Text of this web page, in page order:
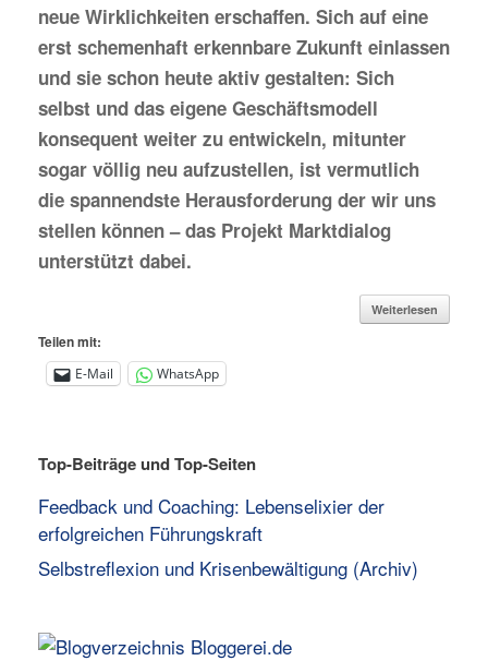
neue Wirklichkeiten erschaffen. Sich auf eine
erst schemenhaft erkennbare Zukunft einlassen
und sie schon heute aktiv gestalten: Sich
selbst und das eigene Geschäftsmodell
konsequent weiter zu entwickeln, mitunter
sogar völlig neu aufzustellen, ist vermutlich
die spannendste Herausforderung der wir uns
stellen können – das Projekt Marktdialog
unterstützt dabei.
Weiterlesen
Teilen mit:
E-Mail WhatsApp
Top-Beiträge und Top-Seiten
Feedback und Coaching: Lebenselixier der
erfolgreichen Führungskraft
Selbstreflexion und Krisenbewältigung (Archiv)